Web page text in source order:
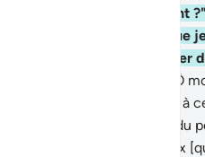
d’Allah si elle nous vient
vous indique que ce que
vous guide qu’au sentier
qui était croyant dit : "Ô
vous un jour semblable à
sort semblable à celui du
des Thamûd, et de ceux